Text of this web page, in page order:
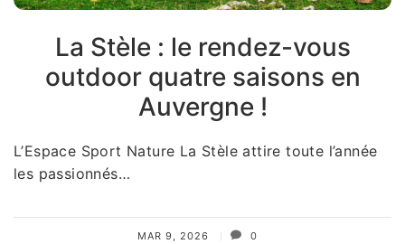
La Stèle : le rendez-vous
outdoor quatre saisons en
Auvergne !
L’Espace Sport Nature La Stèle attire toute l’année
les passionnés…
MAR 9, 2026 0